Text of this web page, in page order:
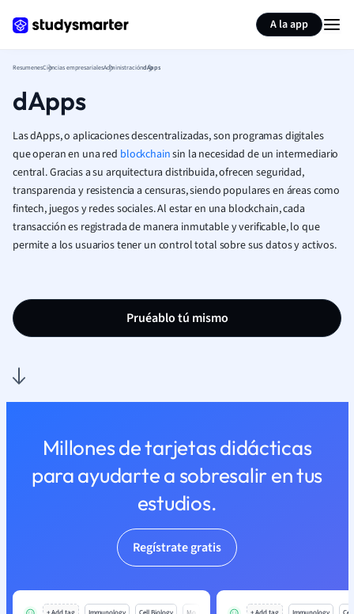
A la app
ResumenesCiencias empresarialesAdministracióndApps
dApps
Las dApps, o aplicaciones descentralizadas, son programas digitales
que operan en una red blockchainsin la necesidad de un intermediario
central. Gracias a su arquitectura distribuida, ofrecen seguridad,
transparencia y resistencia a censuras, siendo populares en áreas como
fintech, juegos y redes sociales. Al estar en una blockchain, cada
transacción es registrada de manera inmutable y verificable, lo que
permite a los usuarios tener un control total sobre sus datos y activos.
Pruéablo tú mismo
Millones de tarjetas didácticas
para ayudarte a sobresalir en tus
estudios.
Regístrate gratis
Resumir página